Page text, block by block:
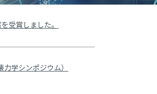
受賞しました。
学シンポジウム）